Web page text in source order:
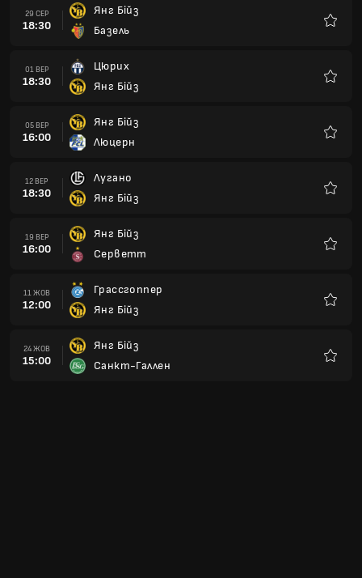
29 СЕР
18:30
Янг Бійз
Базель
01 ВЕР
18:30
Цюрих
Янг Бійз
05 ВЕР
16:00
Янг Бійз
Люцерн
12 ВЕР
18:30
Лугано
Янг Бійз
19 ВЕР
16:00
Янг Бійз
Серветт
11 ЖОВ
12:00
Грассгоппер
Янг Бійз
24 ЖОВ
15:00
Янг Бійз
Санкт-Галлен